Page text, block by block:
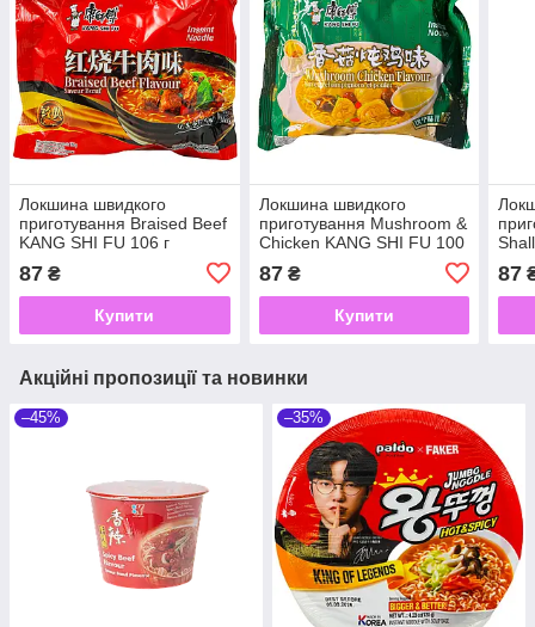
Локшина швидкого
приготування Braised Beef
KANG SHI FU 106 г
87 ₴
Купити
Локшина швидкого
приготування Mushroom &
Chicken KANG SHI FU 100
87₴
Купити
87
Акційні пропозиції та новинки
–45% –35%